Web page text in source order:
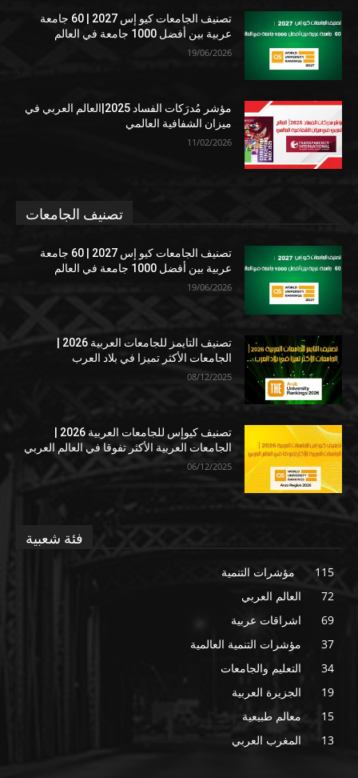
تصنيف الجامعات كيو إس 2027 | 60 جامعة
عربية بين أفضل 1000 جامعة في العالم
19/06/2026
مؤشر مُدرَكات الفساد 2025|العالم العربي في
ميزان الشفافية العالمي
11/02/2026
تصنيف الجامعات
تصنيف الجامعات كيو إس 2027 | 60 جامعة
عربية بين أفضل 1000 جامعة في العالم
19/06/2026
الجامعات الأكثر تميزا في بلاد العرب
08/12/2025
تصنيف كيوإس للجامعات العربية 2026 |
الجامعات العربية الأكثر تفوقا في العالم العربي
06/12/2025
فئة شعبية
مؤشرات التنمية
115
العالم العربي
72
اشراقات عربية
69
مؤشرات التنمية العالمية
37
التعليم والجامعات
34
الجزيرة العربية
19
معالم طبيعية
15
المغرب العربي
13